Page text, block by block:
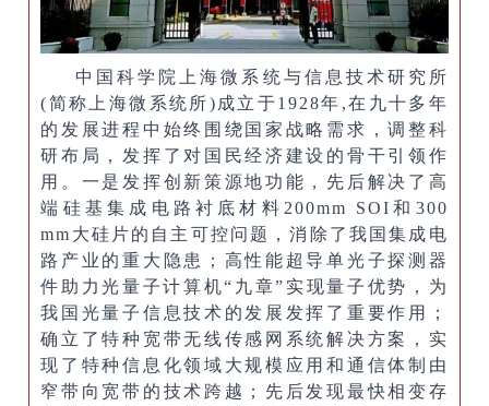
中国科学院上海微系统与信息技术研究所
(简称上海微系统所) 成立于1928年 ,在九十多年
的发展进程中 始终围绕国家战略需求，调整科
研布局，发挥了对国民经济建设的骨干引领作
用。一是发挥创新策源地功能，先后解决了高
端硅基集成电路衬底材料200mm SOI和300
mm大硅片的自主可控问题，消除了我国集成电
路产业的重大隐患；高性能超导单光子探测器
件助力光量子计算机“九章”实现量子优势，为
我国光量子信息技术的发展发挥了重要作用；
确立了特种宽带无线传感网系统解决方案，实
现了特种信息化领域大规模应用和通信体制由
窄带向宽带的技术跨越；先后发现最快相变存